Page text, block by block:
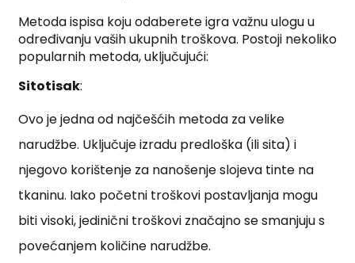
Metoda ispisa koju odaberete igra važnu ulogu u
određivanju vaših ukupnih troškova. Postoji nekoliko
popularnih metoda, uključujući:
Sitotisak:
Ovo je jedna od najčešćih metoda za velike
narudžbe. Uključuje izradu predloška (ili sita) i
njegovo korištenje za nanošenje slojeva tinte na
tkaninu. Iako početni troškovi postavljanja mogu
biti visoki, jedinični troškovi značajno se smanjuju s
povećanjem količine narudžbe.